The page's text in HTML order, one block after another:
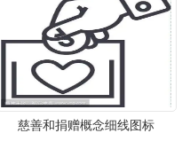
慈善和捐赠概念细线图标